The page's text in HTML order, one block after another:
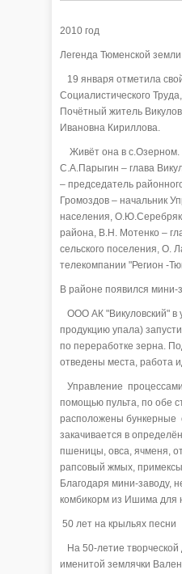
2010 год
Легенда Тюменской земли
19 января отметила
Социалистического
Почётный житель
Ивановна Кириллова.
Живёт она в
С.А.Парыгин – глава
– председатель
Громоздов – начальник
населения,
района, В.Н. Мотенко –
сельского поселения, О.
телекомпании "Регион -
В районе появился мини-
ООО АК "Викуловский" в
продукцию упала)
по переработке зерна.
отведены места, работа
Управление
помощью пульта, по обе
расположены бункерные
закачивается в
пшеницы, овса, ячменя,
рапсовый жмых,
Благодаря мини-заводу,
комбикорм из Ишима для
50 лет на крыльях песни
На 50-летие
именитой землячки